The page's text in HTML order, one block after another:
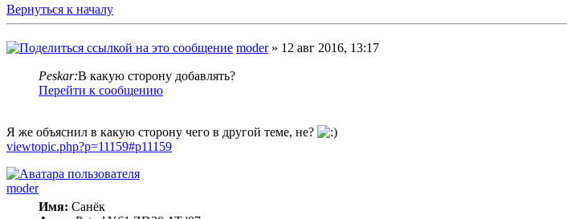
Вернуться к началу
moder» 12 авг 2016, 13:17
Peskar:В какую сторону добавлять?
Перейти к сообщению
Я же объяснил в какую сторону чего в другой теме, не?
viewtopic.php?p=11159#p11159
moder
Имя: Санёк